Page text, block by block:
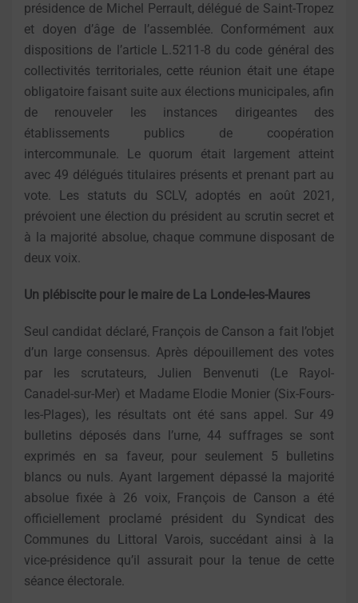
présidence de Michel Perrault, délégué de Saint-Tropez
et doyen d’âge de l’assemblée. Conformément aux
dispositions de l’article L.5211-8 du code général des
collectivités territoriales, cette réunion était une étape
obligatoire faisant suite aux élections municipales, afin
de renouveler les instances dirigeantes des
établissements publics de coopération
intercommunale. Le quorum était largement atteint
avec 49 délégués titulaires présents et prenant part au
vote. Les statuts du SCLV, adoptés en août 2021,
prévoient une élection du président au scrutin secret et
à la majorité absolue, chaque commune disposant de
deux voix.
Un plébiscite pour le maire de La Londe-les-Maures
Seul candidat déclaré, François de Canson a fait l’objet
d’un large consensus. Après dépouillement des votes
par les scrutateurs, Julien Benvenuti (Le Rayol-
Canadel-sur-Mer) et Madame Elodie Monier (Six-Fours-
les-Plages), les résultats ont été sans appel. Sur 49
bulletins déposés dans l’urne, 44 suffrages se sont
exprimés en sa faveur, pour seulement 5 bulletins
blancs ou nuls. Ayant largement dépassé la majorité
absolue fixée à 26 voix, François de Canson a été
officiellement proclamé président du Syndicat des
Communes du Littoral Varois, succédant ainsi à la
vice-présidence qu’il assurait pour la tenue de cette
séance électorale.